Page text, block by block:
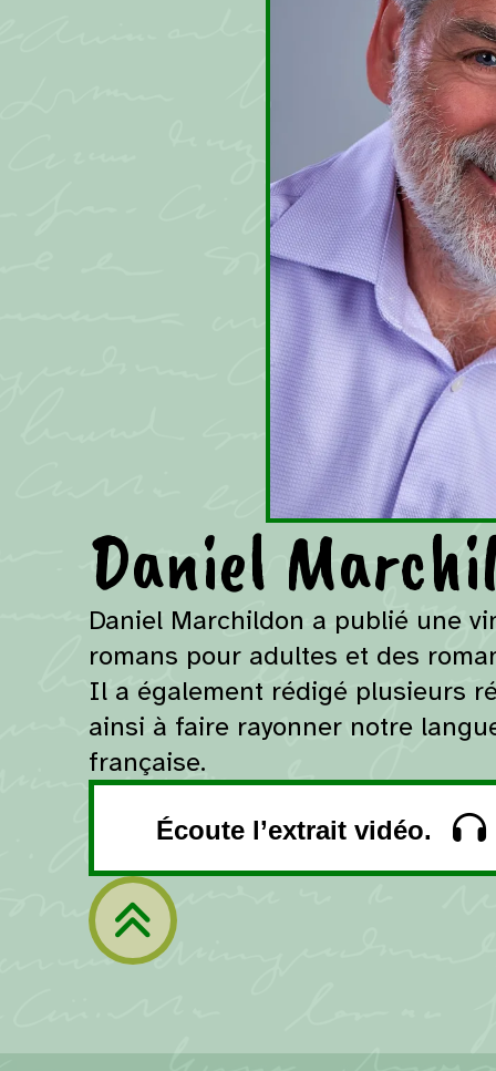
Daniel
Daniel Marchildon a publié une
romans pour adultes et des
Il a également rédigé plusieurs
ainsi à faire rayonner notre
française.
Écoute l’extrait vidéo.
Retour à la navigation